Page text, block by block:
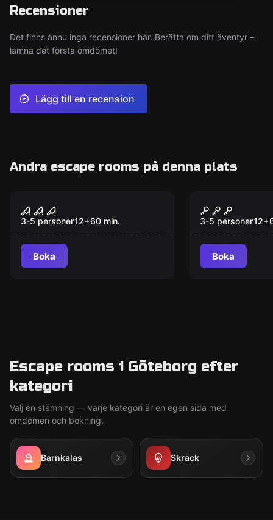
Recensioner
Det finns ännu inga recensioner här. Berätta om ditt äventyr –
lämna det första omdömet!
Lägg till en recension
Andra escape rooms på denna plats
District: Stone Creek
Killer
3-5 personer12+60 min.
Boka
District:
Phoenix
3-5 personer12+
Boka
Escape rooms i Göteborg efter
kategori
Välj en stämning — varje kategori är en egen sida med
omdömen och bokning.
Barnkalas Skräck